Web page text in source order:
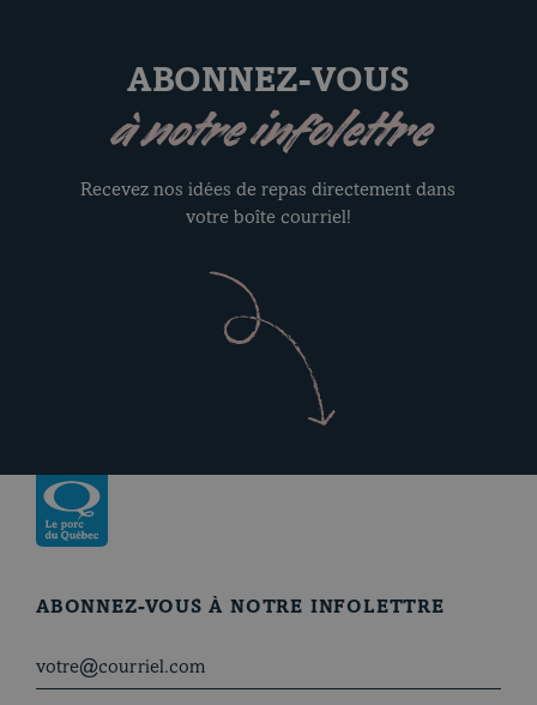
ABONNEZ-VOUS
à notre infolettre
Recevez nos idées de repas directement dans
votre boîte courriel!
Revenir à la page d’accueil
ABONNEZ-VOUS À NOTRE INFOLETTRE